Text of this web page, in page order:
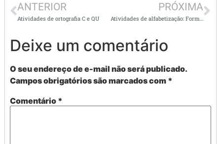
ANTERIOR
Atividades de ortografia C e QU
PRÓXIMA
Atividades de alfabetização: Forme palavras -2
Deixe um comentário
O seu endereço de e-mail não será publicado.
Campos obrigatórios são marcados com *
Comentário *